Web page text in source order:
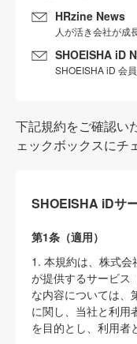
HRzine News
人が活き会社が成
SHOEISHA iD
SHOEISHA iD 会
下記規約をご確認い
ェックボックスにチ
SHOEISHA iDサ
第1条（適用）
1. 本規約は、株式会
が提供するサービス
な内容については、
に関し、当社と利用
を目的とし、利用者